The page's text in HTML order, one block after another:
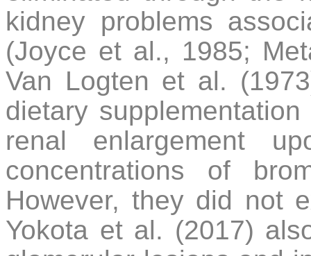
kidney problems
(Joyce et al., 1985;
Van Logten et al.
dietary
renal enlargement
concentrations of
However, they did not
Yokota et al. (2017)